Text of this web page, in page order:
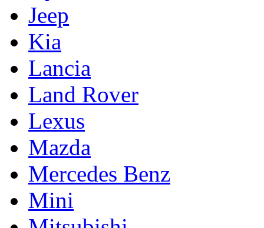
Jeep
Kia
Lancia
Land Rover
Lexus
Mazda
Mercedes Benz
Mini